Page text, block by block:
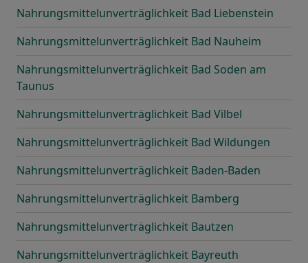
Nahrungsmittelunverträglichkeit Bad Liebenstein
Nahrungsmittelunverträglichkeit Bad Nauheim
Nahrungsmittelunverträglichkeit Bad Soden am
Taunus
Nahrungsmittelunverträglichkeit Bad Vilbel
Nahrungsmittelunverträglichkeit Bad Wildungen
Nahrungsmittelunverträglichkeit Baden-Baden
Nahrungsmittelunverträglichkeit Bamberg
Nahrungsmittelunverträglichkeit Bautzen
Nahrungsmittelunverträglichkeit Bayreuth